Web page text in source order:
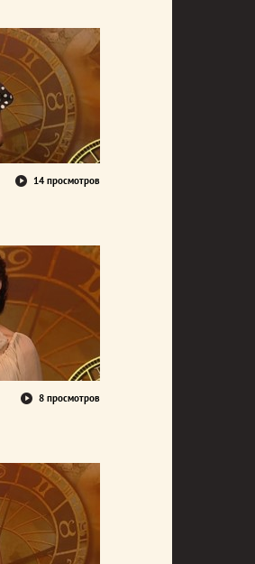
14 просмотров
8 просмотров